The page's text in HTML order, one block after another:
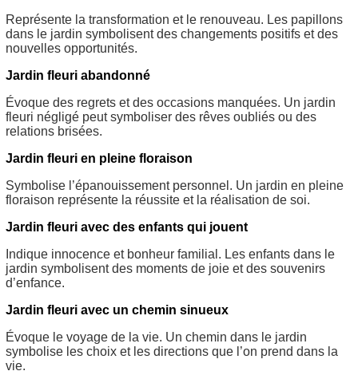
Représente la transformation et le renouveau. Les papillons
dans le jardin symbolisent des changements positifs et des
nouvelles opportunités.
Jardin fleuri abandonné
Évoque des regrets et des occasions manquées. Un jardin
fleuri négligé peut symboliser des rêves oubliés ou des
relations brisées.
Jardin fleuri en pleine floraison
Symbolise l’épanouissement personnel. Un jardin en pleine
floraison représente la réussite et la réalisation de soi.
Jardin fleuri avec des enfants qui jouent
Indique innocence et bonheur familial. Les enfants dans le
jardin symbolisent des moments de joie et des souvenirs
d’enfance.
Jardin fleuri avec un chemin sinueux
Évoque le voyage de la vie. Un chemin dans le jardin
symbolise les choix et les directions que l’on prend dans la
vie.